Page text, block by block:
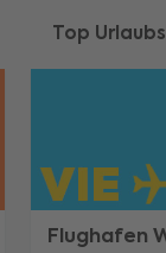
Top
Flughafen